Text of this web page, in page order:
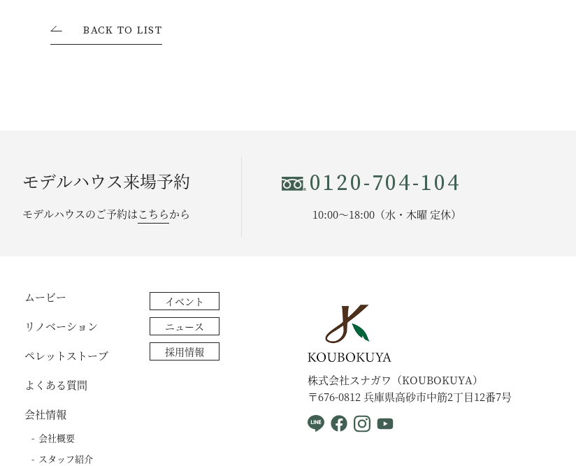
BACK TO LIST
モデルハウス来場予約
モデルハウスのご予約はこちらから
0120-704-104
10:00〜18:00（水・木曜 定休）
ムービー
リノベーション
ペレットストーブ
よくある質問
会社情報
会社概要
スタッフ紹介
イベント
ニュース
採用情報
株式会社スナガワ（KOUBOKUYA）
〒676-0812 兵庫県高砂市中筋2丁目12番7号